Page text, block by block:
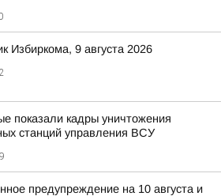
Избиркома, 9 августа 2026
показали кадры уничтожения
станций управления ВСУ
предупреждение на 10 августа и